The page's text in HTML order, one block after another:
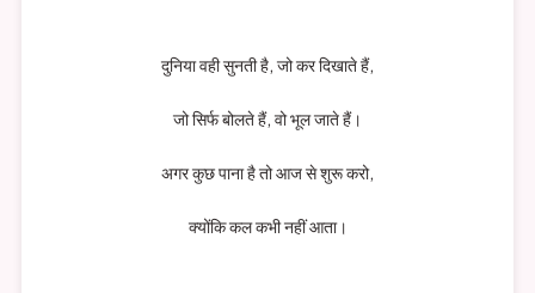
दुनिया वही सुनती है, जो कर दिखाते हैं,
जो सिर्फ बोलते हैं, वो भूल जाते हैं।
अगर कुछ पाना है तो आज से शुरू करो,
क्योंकि कल कभी नहीं आता।